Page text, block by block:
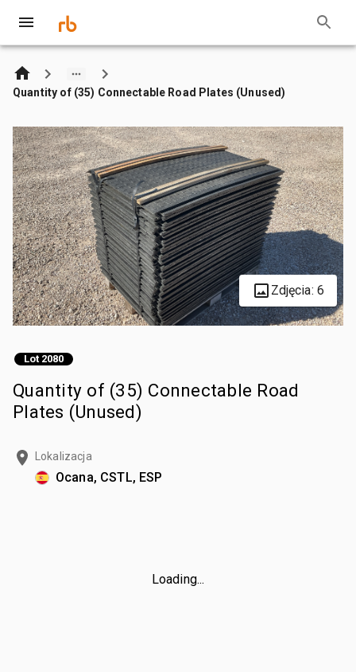
Quantity of (35) Connectable Road Plates (Unused)
Zdjęcia: 6
Lot 2080
Quantity of (35) Connectable Road
Plates (Unused)
Lokalizacja
Ocana, CSTL, ESP
Loading...